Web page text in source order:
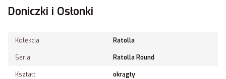
Doniczki i Osłonki
Kolekcja Ratolla
Seria Ratolla Round
Kształt okrągły